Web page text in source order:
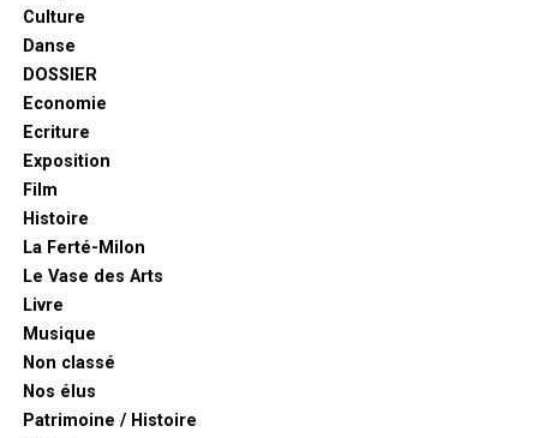
Culture
Danse
DOSSIER
Economie
Ecriture
Exposition
Film
Histoire
La Ferté-Milon
Le Vase des Arts
Livre
Musique
Non classé
Nos élus
Patrimoine / Histoire